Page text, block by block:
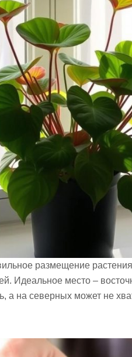
размещение
Идеальное место –
а на северных может не